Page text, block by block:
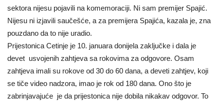
sektora nijesu pojavili na komemoraciji. Ni sam premijer Spajić.
Nijesu ni izjavili saučešće, a za premijera Spajića, kazala je, zna
pouzdano da to nije uradio.
Prijestonica Cetinje je 10. januara donijela zaključke i dala je
devet usvojenih zahtjeva sa rokovima za odgovore. Osam
zahtjeva imali su rokove od 30 do 60 dana, a deveti zahtjev, koji
se tiče video nadzora, imao je rok od 180 dana. Ono što je
zabrinjavajuće je da prijestonica nije dobila nikakav odgovor. To